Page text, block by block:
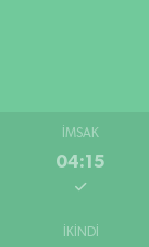
İMSAK
04:15
İKINDI